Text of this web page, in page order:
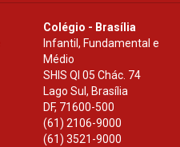
Colégio - Brasília
Infantil, Fundamental e
Médio
SHIS Ql 05 Chác. 74
Lago Sul, Brasília
DF, 71600-500
(61) 2106-9000
(61) 3521-9000